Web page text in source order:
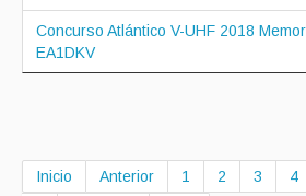
Concurso Atlántico V-UHF 2018
EA1DKV
Inicio Anterior 1 2 3 4